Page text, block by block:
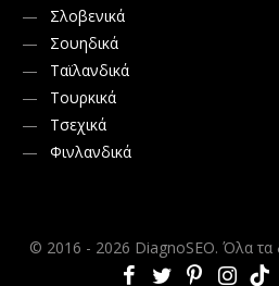
Σλοβενικά
Σουηδικά
Ταϊλανδικά
Τουρκικά
Τσεχικά
Φινλανδικά
© 2016 - 2026 DiagnoSEO. Όλα τα